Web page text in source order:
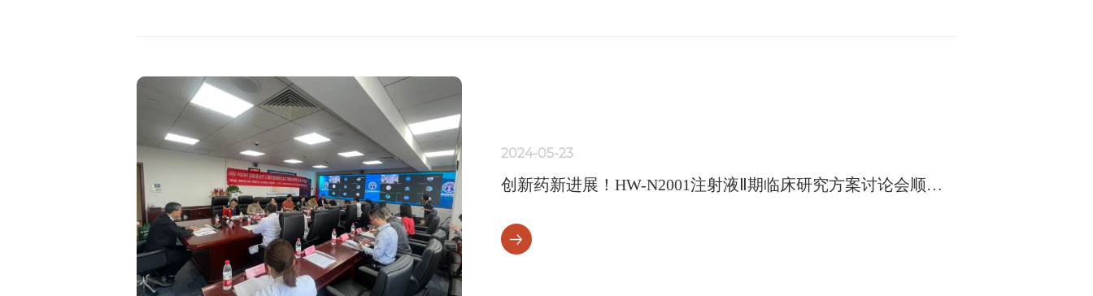
2024-05-23
创新药新进展！HW-N2001注射液Ⅱ期临床研究方案讨论会顺利